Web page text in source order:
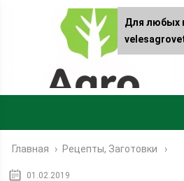
Главная › Рецепты, Заготовки
01.02.2019
Для любых